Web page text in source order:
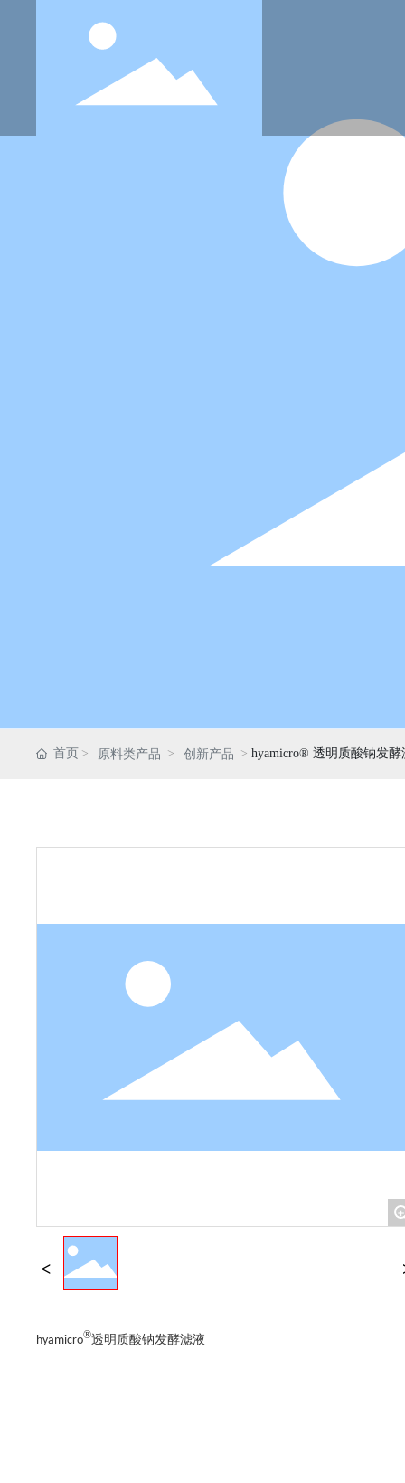
首页 原料类产品 创新产品 hyamicro® 透明质酸钠发酵
+
hyamicro®透明质酸钠发酵滤液